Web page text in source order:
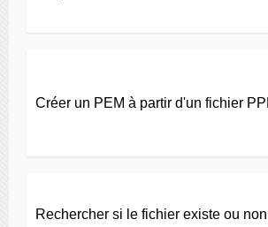
Créer un PEM à partir d'un fichier
Rechercher si le fichier existe ou